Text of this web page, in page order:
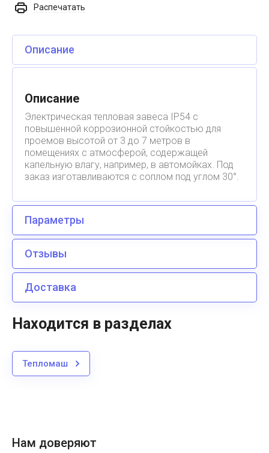
Распечатать
Описание
Описание
Электрическая тепловая завеса IP54 с
повышенной коррозионной стойкостью для
проемов высотой от 3 до 7 метров в
помещениях с атмосферой, содержащей
капельную влагу, например, в автомойках. Под
заказ изготавливаются с соплом под углом 30°.
Параметры
Отзывы
Доставка
Находится в разделах
Тепломаш
Нам доверяют